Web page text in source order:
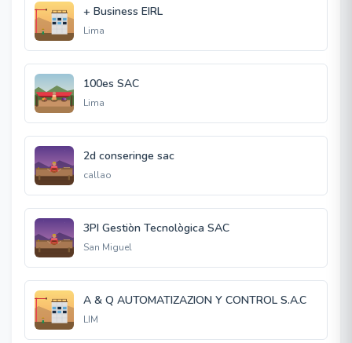
+ Business EIRL
Lima
100es SAC
Lima
2d conseringe sac
callao
3PI Gestiòn Tecnològica SAC
San Miguel
A & Q AUTOMATIZAZION Y CONTROL S.A.C
LIM